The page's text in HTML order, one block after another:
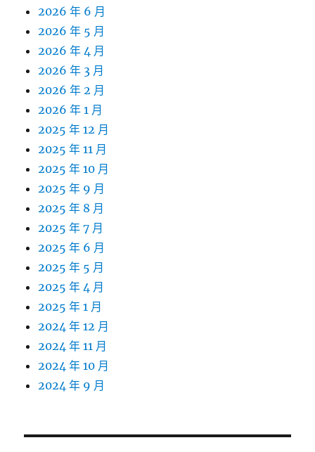
2026 年 6 月
2026 年 5 月
2026 年 4 月
2026 年 3 月
2026 年 2 月
2026 年 1 月
2025 年 12 月
2025 年 11 月
2025 年 10 月
2025 年 9 月
2025 年 8 月
2025 年 7 月
2025 年 6 月
2025 年 5 月
2025 年 4 月
2025 年 1 月
2024 年 12 月
2024 年 11 月
2024 年 10 月
2024 年 9 月